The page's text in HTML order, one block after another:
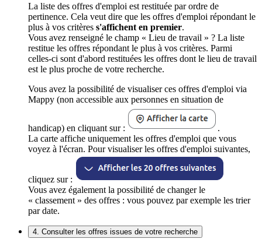
La liste des offres d'emploi est restituée par ordre de
pertinence. Cela veut dire que les offres d'emploi répondant le
plus à vos critères s'affichent en premier.
Vous avez renseigné le champ « Lieu de travail » ? La liste
restitue les offres répondant le plus à vos critères. Parmi
celles-ci sont d'abord restituées les offres dont le lieu de travail
est le plus proche de votre recherche.
Vous avez la possibilité de visualiser ces offres d'emploi via
Mappy (non accessible aux personnes en situation de
handicap) en cliquant sur :
.
La carte affiche uniquement les offres d'emploi que vous
voyez à l'écran. Pour visualiser les offres d'emploi suivantes,
cliquez sur :
Vous avez également la possibilité de changer le
« classement » des offres : vous pouvez par exemple les trier
par date.
4. Consulter les offres issues de votre recherche